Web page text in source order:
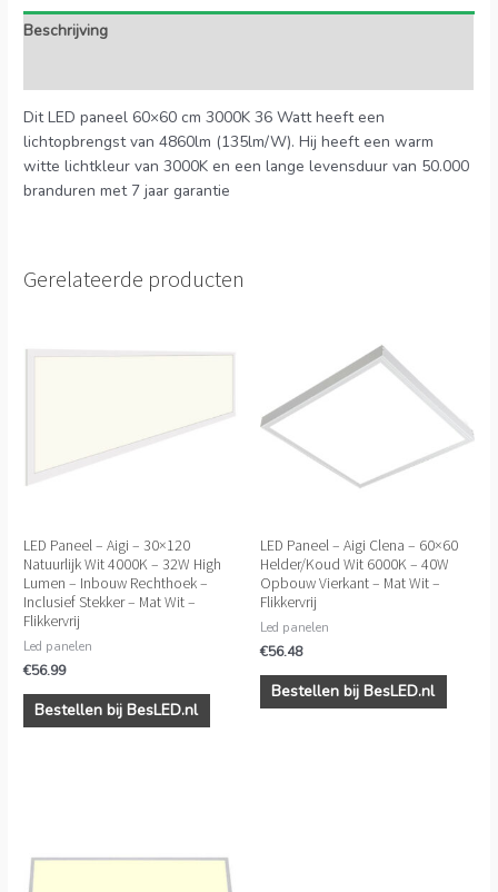
Beschrijving
Dit LED paneel 60×60 cm 3000K 36 Watt heeft een
lichtopbrengst van 4860lm (135lm/W). Hij heeft een warm
witte lichtkleur van 3000K en een lange levensduur van 50.000
branduren met 7 jaar garantie
Gerelateerde producten
LED Paneel – Aigi – 30×120
Natuurlijk Wit 4000K – 32W High
Lumen – Inbouw Rechthoek –
Inclusief Stekker – Mat Wit –
Flikkervrij
Led panelen
€56.99
Bestellen bij BesLED.nl
LED Paneel – Aigi Clena – 60×60
Helder/Koud Wit 6000K – 40W
Opbouw Vierkant – Mat Wit –
Flikkervrij
Led panelen
€56.48
Bestellen bij BesLED.nl